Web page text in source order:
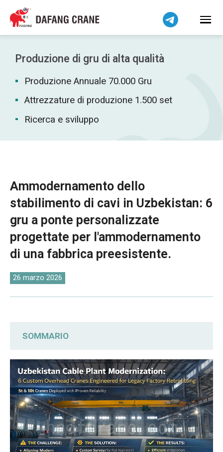
Produzione di gru di alta qualità
Produzione Annuale 70.000 Gru
Attrezzature di produzione 1.500 set
Ricerca e sviluppo
Ammodernamento dello
stabilimento di cavi in Uzbekistan: 6
gru a ponte personalizzate
progettate per l'ammodernamento
di una fabbrica preesistente.
26 marzo 2026
SOMMARIO
Indagine personalizzata sul sito:
allineamento dei dati grezzi con le realtà
operative
Personalizzazione tecnica: aggiornamenti
avanzati delle unità su richiesta
Bahasa Indonesia
Bahasa Melayu
Tiếng Việt
简体中文
فارسی
Pilipino
اردو
Kiswahili
Dansk
Norsk
O‘zbekcha